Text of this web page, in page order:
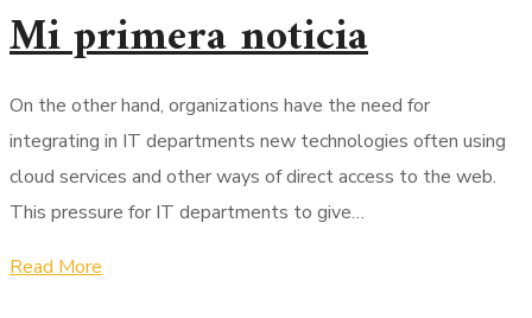
Mi primera noticia
On the other hand, organizations have the need for
integrating in IT departments new technologies often using
cloud services and other ways of direct access to the web.
This pressure for IT departments to give…
Read More